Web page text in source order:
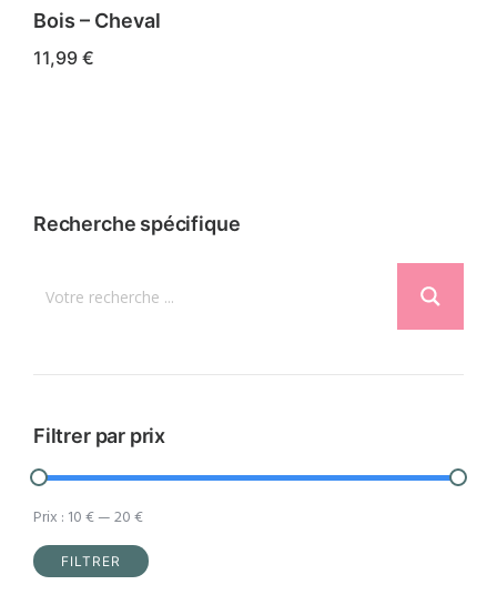
Bois – Cheval
11,99 €
Recherche spécifique
Filtrer par prix
FILTRER
Prix : 10 €—20 €